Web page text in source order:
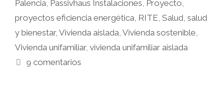
Palencia Passivhaus Instalaciones Proyecto
proyectos eficiencia energética RITE Salud salud
y bienestar, Vivienda aislada Vivienda sostenible
Vivienda unifamiliar, vivienda unifamiliar aislada
9 comentarios